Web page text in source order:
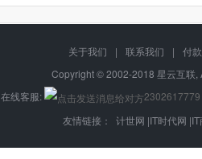
关于我们 | 联系我们 |
付
Copyright © 2002-2018 星云互
在线客服:
2302617779
友情链接： 计世网 |IT时代网 |